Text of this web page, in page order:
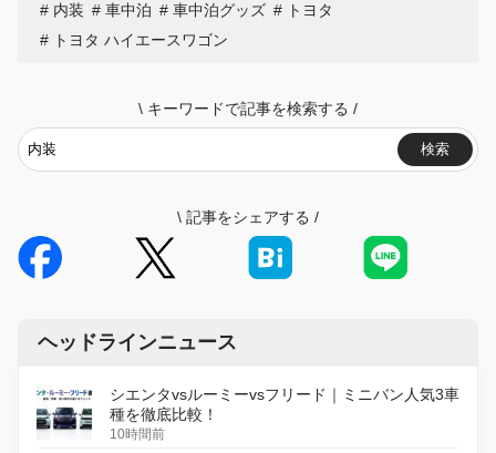
内装
車中泊 車中泊グッズ
トヨタ
トヨタ ハイエースワゴン
\ キーワードで記事を検索する /
検索
\ 記事をシェアする /
ヘッドラインニュース
シエンタvsルーミーvsフリード｜ミニバン人気3車
種を徹底比較！
10時間前